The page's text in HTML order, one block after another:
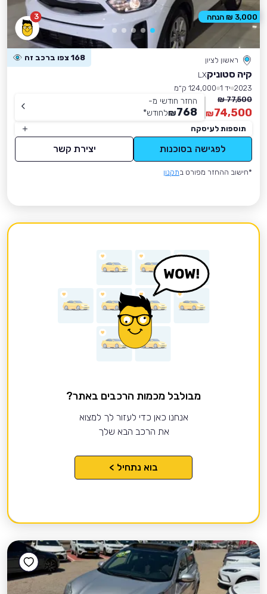
3
ראשון לציון 168 צפו ברכב זה
קיה סטוניקLX
2023 יד 1
124,000 ק״מ
77,500 ₪
74,500
₪
החזר חודשי מ-
768
₪לחודש*
תוספות לעיסקה
לפגישה בסוכנות יצירת קשר
*חישוב ההחזר מפורט בתקנון
3,000 ₪ הנחה
מבולבל מכמות הרכבים באתר?
אנחנו כאן כדי לעזור לך למצוא
את הרכב הבא שלך
בוא נתחיל >